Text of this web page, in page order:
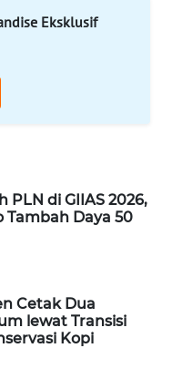
Eksklusif
PLN di GIIAS 2026,
Daya 50
Cetak Dua
lewat Transisi
Kopi